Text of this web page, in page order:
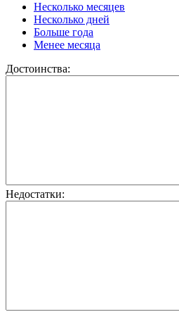
Несколько месяцев
Несколько дней
Больше года
Менее месяца
Достоинства:
Недостатки: